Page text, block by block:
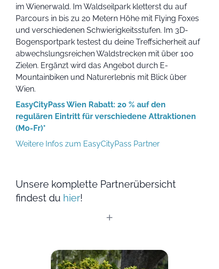
im Wienerwald. Im Waldseilpark kletterst du auf
Parcours in bis zu 20 Metern Höhe mit Flying Foxes
und verschiedenen Schwierigkeitsstufen. Im 3D-
Bogensportpark testest du deine Treffsicherheit auf
abwechslungsreichen Waldstrecken mit über 100
Zielen. Ergänzt wird das Angebot durch E-
Mountainbiken und Naturerlebnis mit Blick über
Wien.
EasyCityPass Wien Rabatt: 20 % auf den
regulären Eintritt für verschiedene Attraktionen
(Mo-Fr)*
Weitere Infos zum EasyCityPass Partner
Unsere komplette Partnerübersicht
findest du hier!